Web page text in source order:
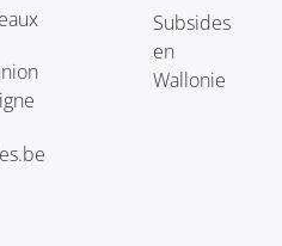
Subsides
en
Wallonie